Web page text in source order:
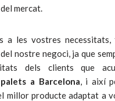
mercat.
a les vostres necessitats,
nostre negoci, ja que
dels clients que
a Barcelona , i així
millor producte adaptat a